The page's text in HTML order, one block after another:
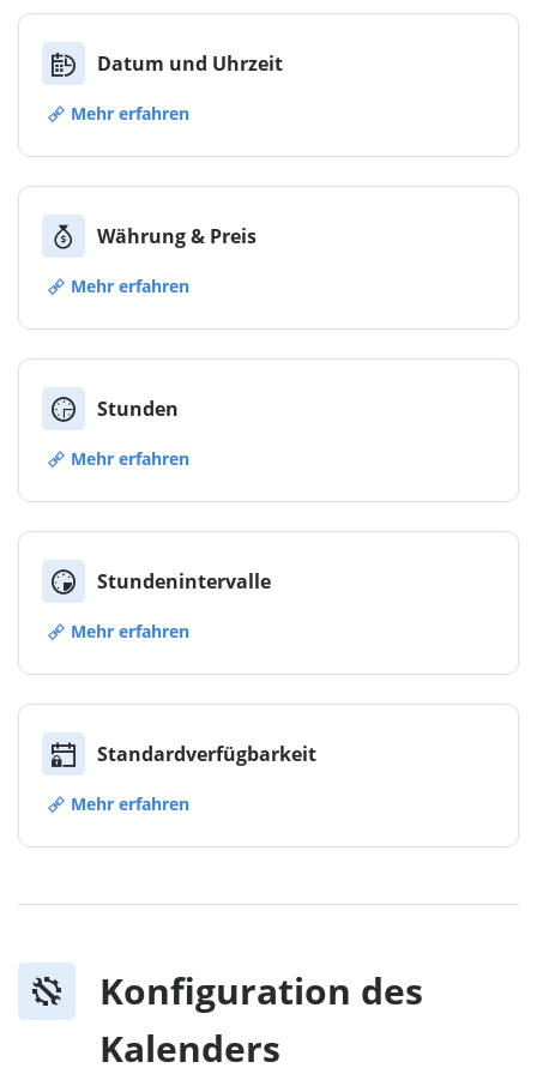
Datum und Uhrzeit
Mehr erfahren
Währung & Preis
Mehr erfahren
Stunden
Mehr erfahren
Stundenintervalle
Mehr erfahren
Standardverfügbarkeit
Mehr erfahren
Konfiguration des
Kalenders